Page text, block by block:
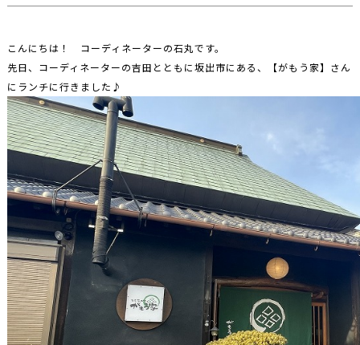
こんにちは！ コーディネーターの石丸です。
先日、コーディネーターの吉田とともに坂出市にある、【がもう家】さん
にランチに行きました♪